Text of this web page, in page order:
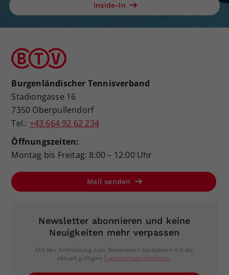
Inside-In
Burgenländischer Tennisverband
Stadiongasse 16
7350 Oberpullendorf
Tel.: +43 664 92 62 234
Öffnungszeiten:
Montag bis Freitag: 8:00 – 12:00 Uhr
Mail senden
Newsletter abonnieren und keine
Neuigkeiten mehr verpassen
Mit der Anmeldung zum Newsletter akzeptiere ich die
aktuell gültigen Datenschutzrichtlinien.